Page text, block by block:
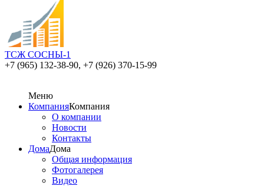
ТСЖ СОСНЫ-1
+7 (965) 132-38-90, +7 (926) 370-15-99
Меню
КомпанияКомпания
О компании
Новости
Контакты
ДомаДома
Общая информация
Фотогалерея
Видео